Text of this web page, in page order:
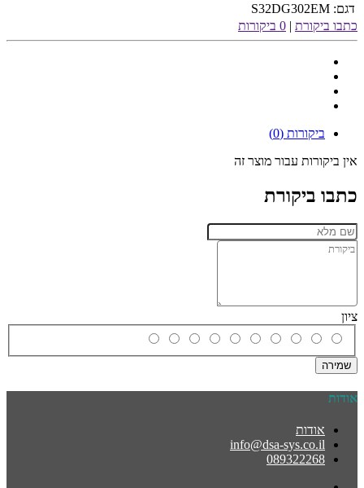
דגם: S32DG302EM
כתבו ביקורת
0 ביקורות
ביקורות (0)
אין ביקורות עבור מוצר זה
כתבו ביקורת
ציון
שמירה
אודות
אודות
info@dsa-sys.co.il
089322268